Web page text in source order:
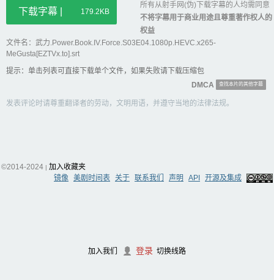
加入我们 登录 切换线路
下载字幕 | 179.2KB
所有从射手网(伪)下载字幕的人均需同意
不将字幕用于商业用途且尊重著作权人的
权益
文件名：武力.Power.Book.IV.Force.S03E04.1080p.HEVC.x265-
MeGusta[EZTVx.to].srt
提示：单击列表可直接下载单个文件，如果失败请下载压缩包
DMCA
查找本片的其他字幕
发表评论时请尊重翻译者的劳动，文明用语，并遵守当地的法律法规。
©2014-2024 | 加入收藏夹
镜像 美剧时间表 关于 联系我们 声明 API 开源及集成